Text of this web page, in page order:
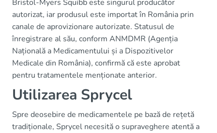
Bristol-Myers Squibb este singurul producător
autorizat, iar produsul este importat în România prin
canale de aprovizionare autorizate. Statusul de
înregistrare al său, conform ANMDMR (Agenția
Națională a Medicamentului și a Dispozitivelor
Medicale din România), confirmă că este aprobat
pentru tratamentele menționate anterior.
Utilizarea Sprycel
Spre deosebire de medicamentele pe bază de rețetă
tradiționale, Sprycel necesită o supraveghere atentă a